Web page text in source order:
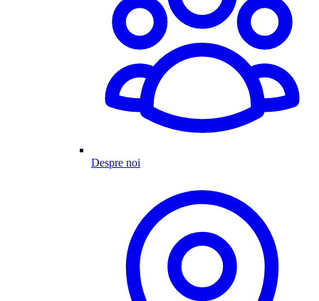
Despre noi